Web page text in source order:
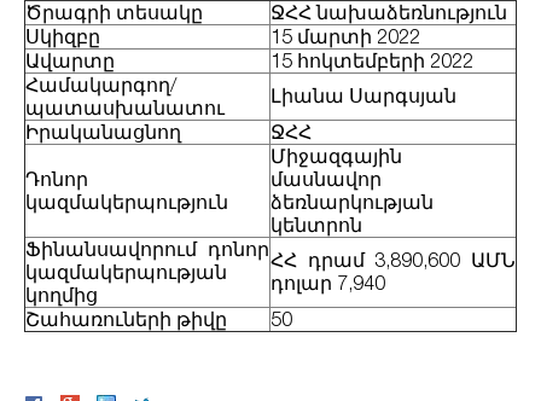
Ծրագրի տեսակը
ՋՀՀ նախաձեռնություն
Սկիզբը
15 մարտի 2022
Ավարտը
15 հոկտեմբերի 2022
Համակարգող/
պատասխանատու
Լիանա Սարգսյան
Իրականացնող
ՋՀՀ
Դոնոր
կազմակերպություն
Միջազգային
մասնավոր
ձեռնարկության
կենտրոն
Ֆինանսավորում դոնոր
կազմակերպության
կողմից
ՀՀ դրամ 3,890,600 ԱՄՆ
դոլար 7,940
Շահառուների թիվը
50